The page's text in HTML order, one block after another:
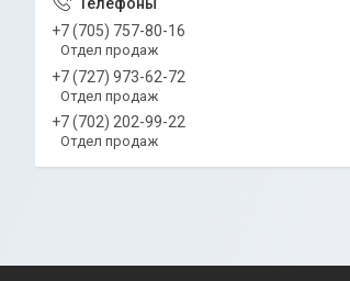
+7 (705) 757-80-16
Отдел продаж
+7 (727) 973-62-72
Отдел продаж
+7 (702) 202-99-22
Отдел продаж